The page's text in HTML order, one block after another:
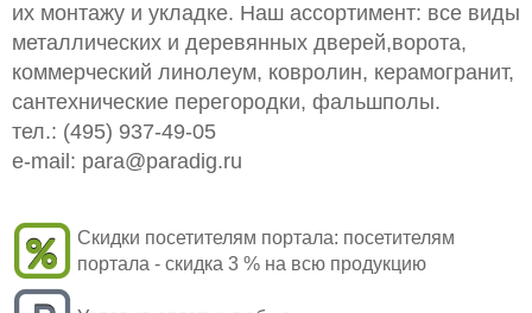
их монтажу и укладке. Наш ассортимент: все виды
металлических и деревянных дверей,ворота,
коммерческий линолеум, ковролин, керамогранит,
сантехнические перегородки, фальшполы.
тел.: (495) 937-49-05
e-mail: para@paradig.ru
Скидки посетителям портала: посетителям
портала - скидка 3 % на всю продукцию